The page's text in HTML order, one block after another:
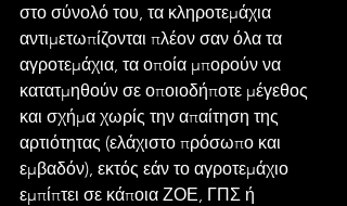
στο σύνολό του, τα κληροτεμάχια
αντιμετωπίζονται πλέον σαν όλα τα
αγροτεμάχια, τα οποία μπορούν να
κατατμηθούν σε οποιοδήποτε μέγεθος
και σχήμα χωρίς την απαίτηση της
αρτιότητας (ελάχιστο πρόσωπο και
εμβαδόν), εκτός εάν το αγροτεμάχιο
εμπίπτει σε κάποια ΖΟΕ, ΓΠΣ ή